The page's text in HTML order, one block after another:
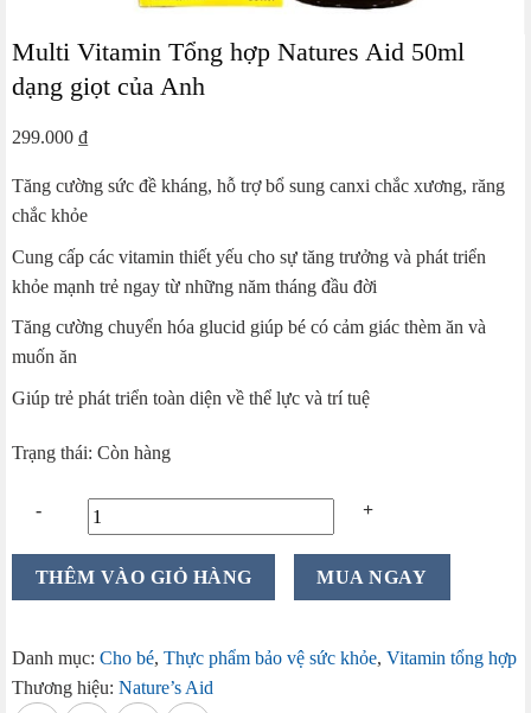
Multi Vitamin Tổng hợp Natures Aid 50ml
dạng giọt của Anh
299.000 ₫
Tăng cường sức đề kháng, hỗ trợ bổ sung canxi chắc xương, răng
chắc khỏe
Cung cấp các vitamin thiết yếu cho sự tăng trưởng và phát triển
khỏe mạnh trẻ ngay từ những năm tháng đầu đời
Tăng cường chuyển hóa glucid giúp bé có cảm giác thèm ăn và
muốn ăn
Giúp trẻ phát triển toàn diện về thể lực và trí tuệ
Trạng thái: Còn hàng
hợp
Aid
THÊM VÀO GIỎ HÀNG MUA NGAY
Danh mục: Cho bé, Thực phẩm bảo vệ sức khỏe, Vitamin tổng hợp
Thương hiệu: Nature’s Aid